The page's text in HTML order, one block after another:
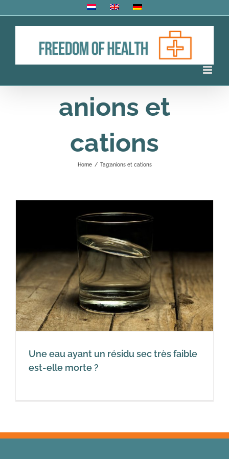
to
anions et
cations
Home / Tag:anions et cations
Une eau ayant un résidu sec très faible
est-elle morte ?